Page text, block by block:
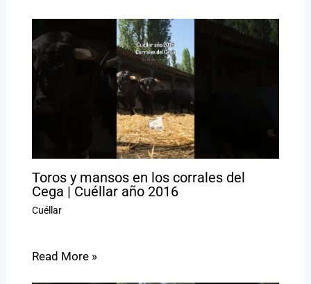
Toros y mansos en los corrales del
Cega | Cuéllar año 2016
Cuéllar
Read More »